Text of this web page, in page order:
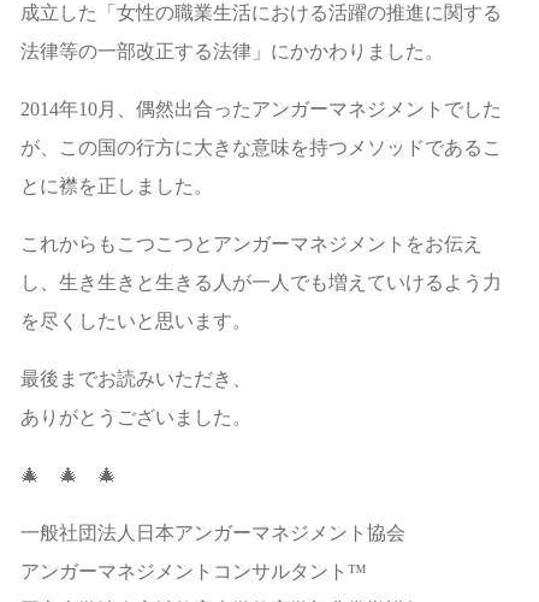
成立した「女性の職業生活における活躍の推進に関する
法律等の一部改正する法律」にかかわりました。
2014年10月、偶然出合ったアンガーマネジメントでした
が、この国の行方に大きな意味を持つメソッドであるこ
とに襟を正しました。
これからもこつこつとアンガーマネジメントをお伝え
し、生き生きと生きる人が一人でも増えていけるよう力
を尽くしたいと思います。
最後までお読みいただき、
ありがとうございました。
🎄 🎄 🎄
一般社団法人日本アンガーマネジメント協会
アンガーマネジメントコンサルタント™